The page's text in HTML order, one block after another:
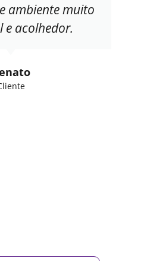
ambiente muito
e acolhedor.